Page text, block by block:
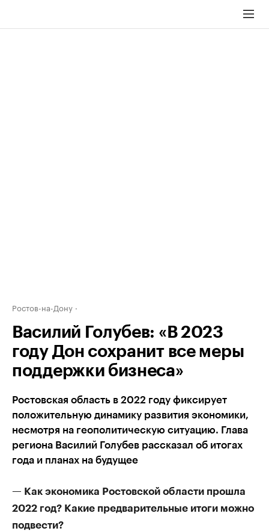
Ростов-на-Дону
Василий Голубев: «В 2023
году Дон сохранит все меры
поддержки бизнеса»
Ростовская область в 2022 году фиксирует
положительную динамику развития экономики,
несмотря на геополитическую ситуацию. Глава
региона Василий Голубев рассказал об итогах
года и планах на будущее
— Как экономика Ростовской области прошла
2022 год? Какие предварительные итоги можно
подвести?